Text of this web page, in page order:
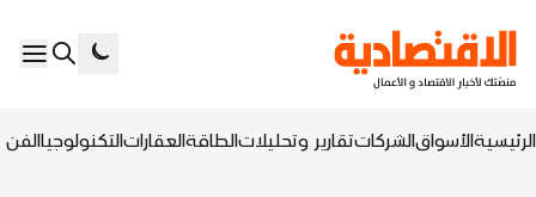
الرئيسيةالأسواقالشركاتتقارير وتحليلاتالطاقةالعقاراتالتكنولوجياالفن